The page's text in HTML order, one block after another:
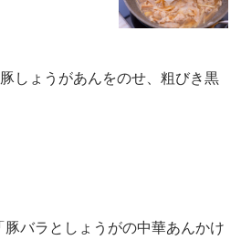
しょうがあんをのせ、粗びき黒
バラとしょうがの中華あんかけ